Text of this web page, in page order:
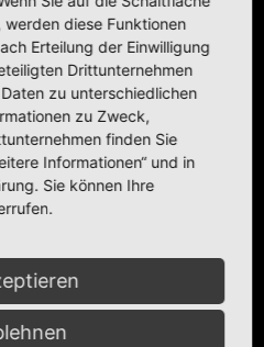
zum Modell
59
zum Original
werden diese Funktionen
Erteilung der Einwilligung
Drittunternehmen
zu unterschiedlichen
zu Zweck,
finden Sie
Informationen“ und in
Sie können Ihre